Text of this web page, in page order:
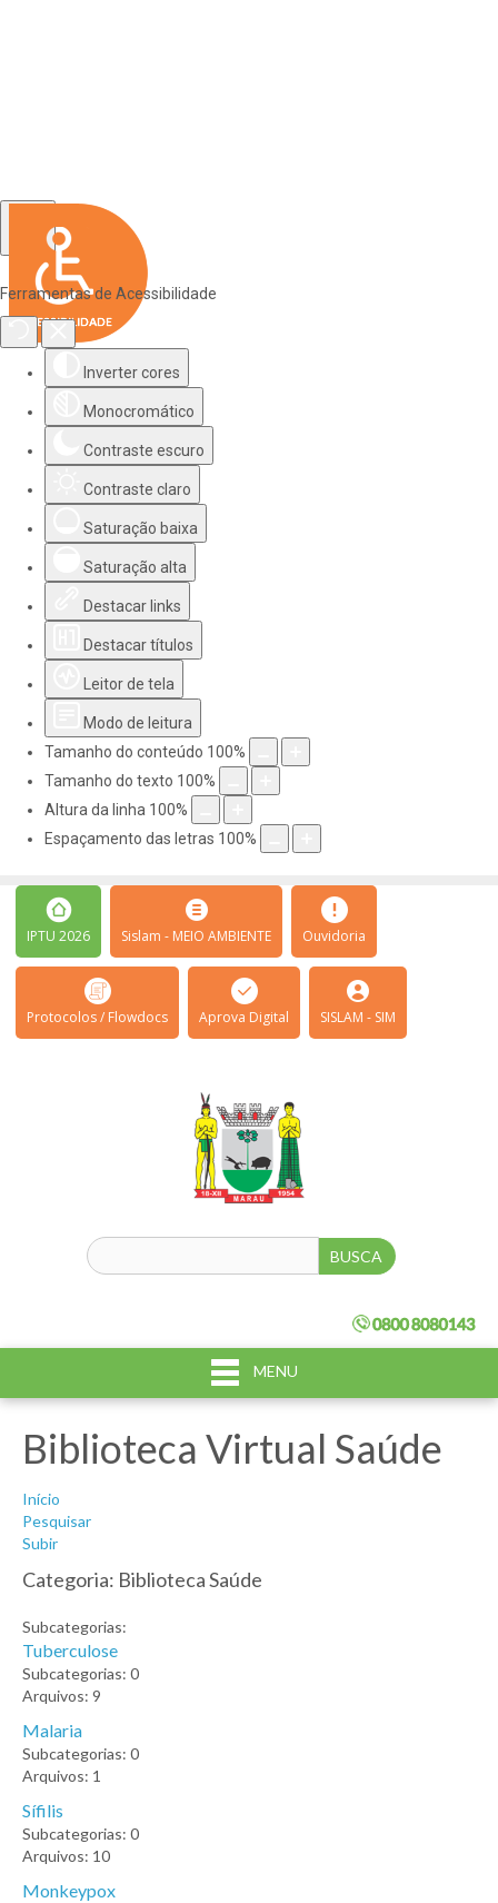
Ferramentas de Acessibilidade
Inverter cores
Monocromático
Contraste escuro
Contraste claro
Saturação baixa
Saturação alta
Destacar links
Destacar títulos
Leitor de tela
Modo de leitura
Tamanho do conteúdo 100%
Tamanho do texto 100%
Altura da linha 100%
Espaçamento das letras 100%
IPTU 2026 Sislam - MEIO AMBIENTE Ouvidoria
Protocolos / Flowdocs Aprova Digital SISLAM - SIM
MENU
Biblioteca Virtual Saúde
Início
Pesquisar
Subir
Categoria: Biblioteca Saúde
Subcategorias:
Tuberculose
Subcategorias: 0
Arquivos: 9
Malaria
Subcategorias: 0
Arquivos: 1
Sífilis
Subcategorias: 0
Arquivos: 10
Monkeypox